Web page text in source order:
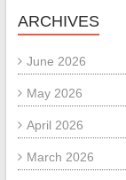
ARCHIVES
June 2026
May 2026
April 2026
March 2026